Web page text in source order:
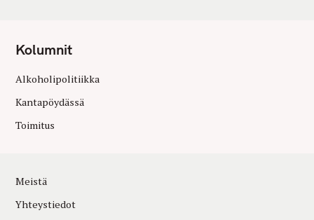
Kolumnit
Alkoholipolitiikka
Kantapöydässä
Toimitus
Meistä
Yhteystiedot